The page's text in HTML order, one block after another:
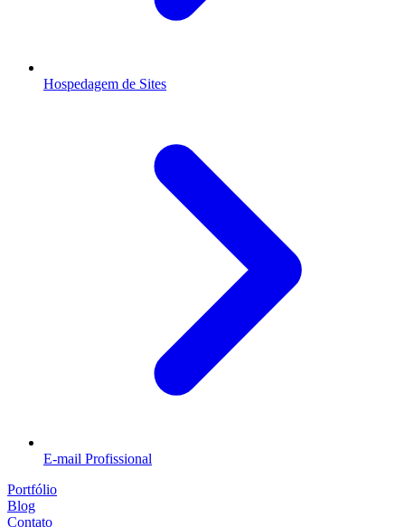
Hospedagem de Sites
E-mail Profissional
Portfólio
Blog
Contato